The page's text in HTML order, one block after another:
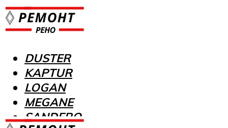
DUSTER
KAPTUR
LOGAN
MEGANE
SANDERO